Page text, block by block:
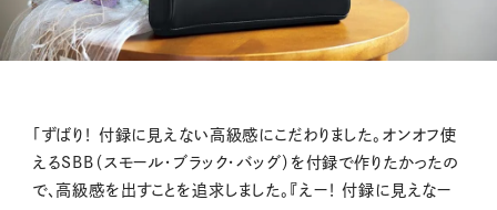
「ずばり！ 付録に見えない高級感にこだわりました。オンオフ使
えるSBB（スモール・ブラック・バッグ）を付録で作りたかったの
で、高級感を出すことを追求しました。『えー！ 付録に見えなー